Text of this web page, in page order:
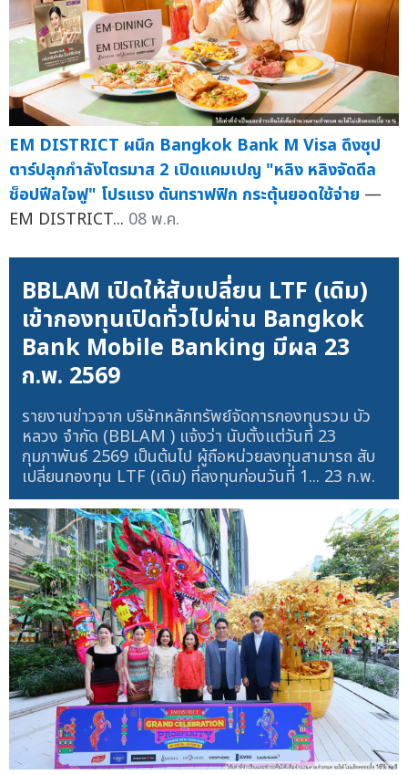
EM DISTRICT ผนึก Bangkok Bank M Visa ดึงซุป
ตาร์ปลุกกำลังไตรมาส 2 เปิดแคมเปญ "หลิง หลิงจัดดีล
ช็อปฟีลใจฟู" โปรแรง ดันทราฟฟิก กระตุ้นยอดใช้จ่าย —
EM DISTRICT... 08 พ.ค.
BBLAM เปิดให้สับเปลี่ยน LTF (เดิม)
เข้ากองทุนเปิดทั่วไปผ่าน Bangkok
Bank Mobile Banking มีผล 23
ก.พ. 2569
รายงานข่าวจาก บริษัทหลักทรัพย์จัดการกองทุนรวม บัว
หลวง จำกัด (BBLAM ) แจ้งว่า นับตั้งแต่วันที่ 23
กุมภาพันธ์ 2569 เป็นต้นไป ผู้ถือหน่วยลงทุนสามารถ สับ
เปลี่ยนกองทุน LTF (เดิม) ที่ลงทุนก่อนวันที่ 1... 23 ก.พ.